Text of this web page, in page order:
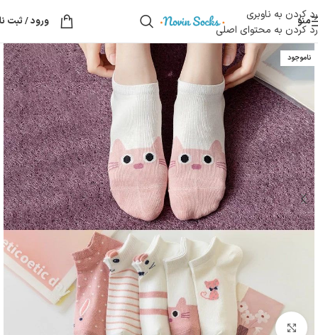
رد کردن به ناوبری
رد کردن به محتوای اصلی
منو ورود / ثبت
ناموجود
بزرگنمایی تصویر